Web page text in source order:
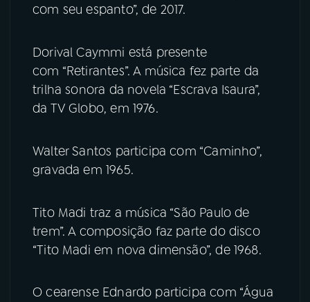
com seu espanto”, de 2017.
Dorival Caymmi está presente
com “Retirantes”. A música fez parte da
trilha sonora da novela “Escrava Isaura”,
da TV Globo, em 1976.
Walter Santos participa com “Caminho”,
gravada em 1965.
Tito Madi traz a música “São Paulo de
trem”. A composição faz parte do disco
“Tito Madi em nova dimensão”, de 1968.
O cearense Ednardo participa com “Água